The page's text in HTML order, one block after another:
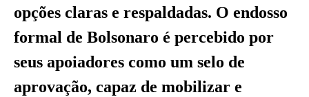
opções claras e respaldadas. O endosso
formal de Bolsonaro é percebido por
seus apoiadores como um selo de
aprovação, capaz de mobilizar e